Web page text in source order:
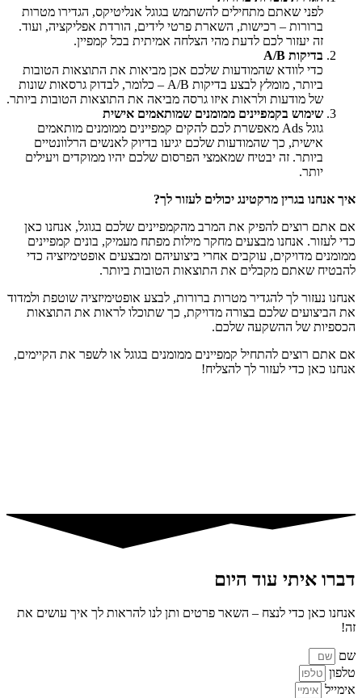
לפני שאתם מתחילים להשתמש בגוגל אנליטיקס, הגדירו מטרות
ברורות – רכישות, השארת פרטי לידים, הורדת אפליקציה, ועוד.
זה יעזור לכם לדעת מהי הצלחה אמיתית בכל קמפיין.
בדיקות A/B
כדי לוודא שהמודעות שלכם אכן מביאות את התוצאות הטובות
ביותר, מומלץ לבצע בדיקות A/B – כלומר, לבדוק גרסאות שונות
של מודעות ולראות איזו גרסה מביאה את התוצאות הטובות ביותר.
שימוש בקמפיינים ממומנים שמותאמים אישית
גוגל Ads מאפשרת לכם להקים קמפיינים ממומנים מותאמים
אישית, כך שהמודעות שלכם יגיעו בדיוק לאנשים הרלוונטיים
ביותר. זה יבטיח שמאמצי הפרסום שלכם יהיו ממוקדים ויעילים
יותר.
איך אנחנו בגרין מרקטינג יכולים לעזור לך?
אם אתם רוצים להפיק את המרב מהקמפיינים שלכם בגוגל, אנחנו כאן
כדי לעזור. אנחנו מבצעים מחקר מילות מפתח מעמיק, בונים קמפיינים
ממומנים מדויקים, עוקבים אחרי ביצועיהם ומבצעים אופטימיזציה כדי
להבטיח שאתם מקבלים את התוצאות הטובות ביותר.
אנחנו נעזור לך להגדיר מטרות ברורות, לבצע אופטימיזציה שוטפת ולמדוד
את הביצועים שלכם בצורה מדויקת, כך שתוכלו לראות את התוצאות
הכספיות של ההשקעה שלכם.
אם אתם רוצים להתחיל קמפיינים ממומנים בגוגל או לשפר את הקיימים,
אנחנו כאן כדי לעזור לך להצליח!
דברו איתי עוד היום
אנחנו כאן כדי לנצח – השאר פרטים ותן לנו להראות לך איך עושים את
זה!
שם
טלפון
אימייל